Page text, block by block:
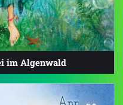
im Algenwald